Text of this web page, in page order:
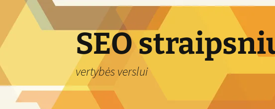
content
SEO
vertybės verslui